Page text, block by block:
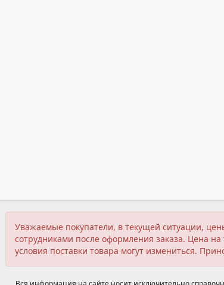
Уважаемые покупатели, в текущей ситуации,
сотрудниками после оформления заказа. Цена
условия поставки товара могут измениться.